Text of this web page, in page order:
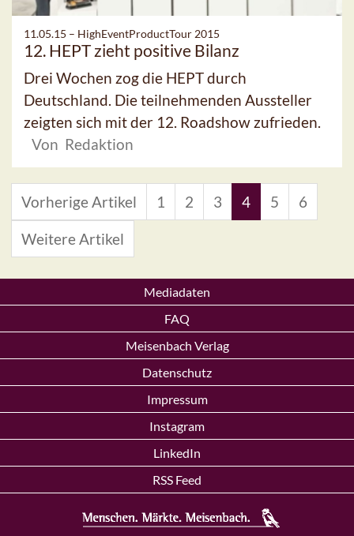
11.05.15 – HighEventProductTour 2015
12. HEPT zieht positive Bilanz
Drei Wochen zog die HEPT durch
Deutschland. Die teilnehmenden Aussteller
zeigten sich mit der 12. Roadshow zufrieden.
Von Redaktion
Vorherige Artikel 1 2 3 4 5 6
Weitere Artikel
Mediadaten
FAQ
Meisenbach Verlag
Datenschutz
Impressum
Instagram
LinkedIn
RSS Feed